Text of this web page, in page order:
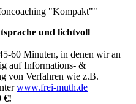
"Kompakt""
und lichtvoll
60 Minuten, in denen wir an
auf Informations- &
von Verfahren wie z.B.
www.frei-muth.de
€!